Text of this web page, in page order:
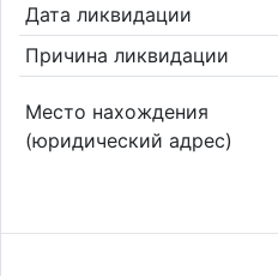
Дата ликвидации
Причина ликвидации
Место нахождения
(юридический адрес)